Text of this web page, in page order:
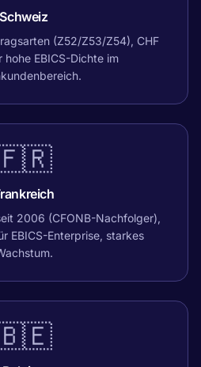
Schweiz
(Z52/Z53/Z54), CHF
hohe EBICS-Dichte im
2006 (CFONB-Nachfolger),
EBICS-Enterprise, starkes